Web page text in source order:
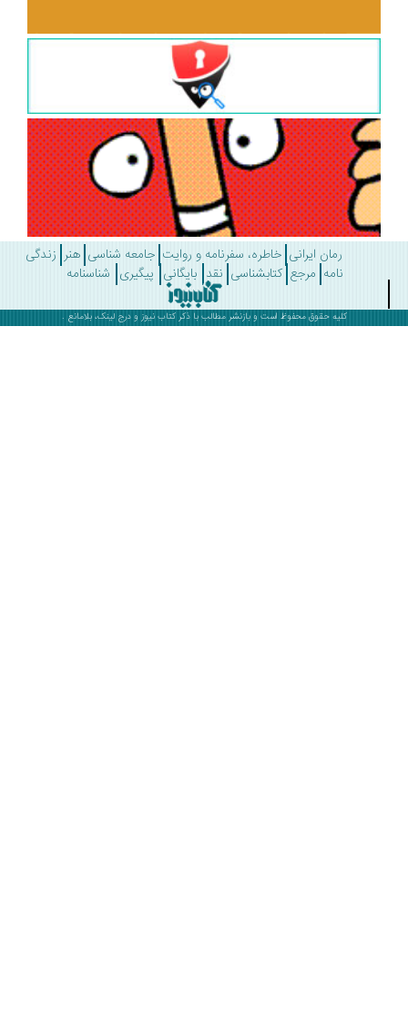
رمان ایرانی خاطره، سفرنامه و روایت جامعه شناسی هنر زندگی
مرجع کتابشناسی نقد بایگانی پیگیری شناسنامه
کلیه حقوق محفوظ است و بازنشر مطالب با ذکرکتاب نیوز و درج لینک، بلامانع .